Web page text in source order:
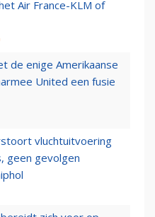
Air France-KLM of
de enige Amerikaanse
United een fusie
vluchtuitvoering
geen gevolgen